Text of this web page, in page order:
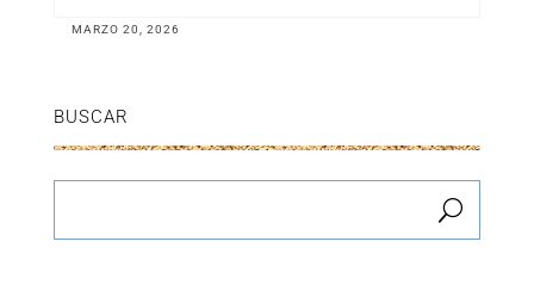
MARZO 20, 2026
BUSCAR